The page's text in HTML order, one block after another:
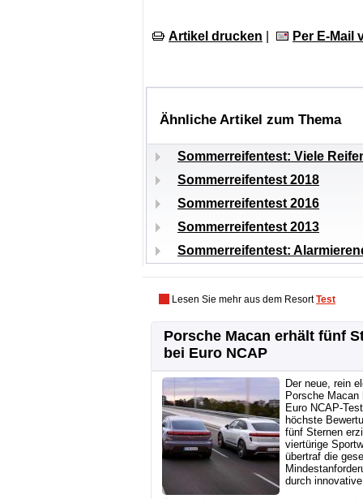
Artikel drucken Per E-Mail
Ähnliche Artikel zum Thema
Sommerreifentest: Viele
Sommerreifentest 2018
Sommerreifentest 2016
Sommerreifentest 2013
Sommerreifentest:
Lesen Sie mehr aus dem ResortTest
Porsche Macan erhält fünf
bei Euro NCAP
Der neue, rein
Porsche Macan
Euro NCAP-
höchste
fünf Sternen
viertürige
übertraf die
durch innovative